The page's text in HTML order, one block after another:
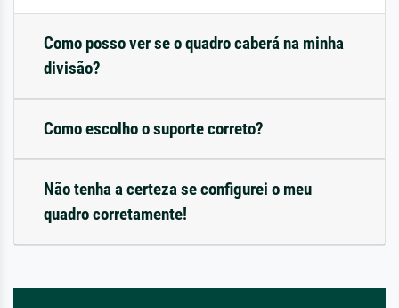
Como posso ver se o quadro caberá na minha
divisão?
Como escolho o suporte correto?
Não tenha a certeza se configurei o meu
quadro corretamente!